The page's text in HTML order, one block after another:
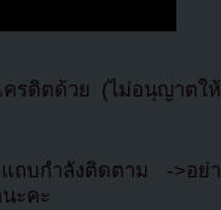
รดิตด้วย (ไม่อนุญาตให้
แถบกำลังติดตาม ->อย่า
ะคะ